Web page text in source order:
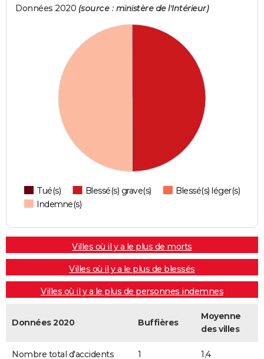
Données 2020 (source : ministère de l'Intérieur)
Tué(s) Blessé(s) grave(s)
Blessé(s) léger(s)
Indemne(s)
Villes où il y a le plus de morts
Villes où il y a le plus de blessés
Villes où il y a le plus de personnes indemnes
Données 2020 Buffières
Moyenne
des villes
Nombre total d'accidents 1 1,4